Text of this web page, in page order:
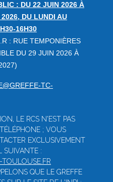
: DU 22 JUIN 2026 À
DU LUNDI AU
16H30
: RUE TEMPONIÈRES
DU 29 JUIN 2026 À
TC-
LE RCS N'EST PAS
; VOUS
EXCLUSIVEMENT
SUIVANTE :
TOULOUSE.FR
QUE LE GREFFE